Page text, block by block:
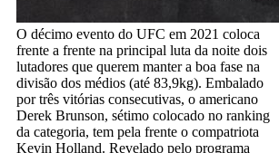
O décimo evento do UFC em 2021 coloca
frente a frente na principal luta da noite dois
lutadores que querem manter a boa fase na
divisão dos médios (até 83,9kg). Embalado
por três vitórias consecutivas, o americano
Derek Brunson, sétimo colocado no ranking
da categoria, tem pela frente o compatriota
Kevin Holland. Revelado pelo programa